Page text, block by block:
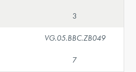
3
VG.05.BBC.ZB049
7